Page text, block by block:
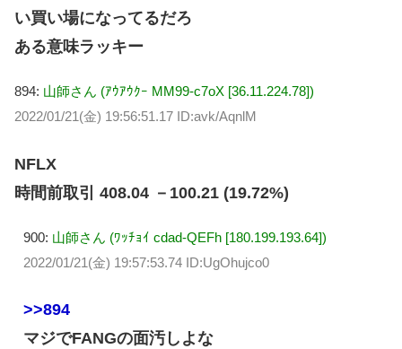
い買い場になってるだろ
ある意味ラッキー
894: 山師さん (ｱｳｱｳｸｰ MM99-c7oX [36.11.224.78])
2022/01/21(金) 19:56:51.17 ID:avk/AqnlM
NFLX
時間前取引 408.04 －100.21 (19.72%)
900: 山師さん (ﾜｯﾁｮｲ cdad-QEFh [180.199.193.64])
2022/01/21(金) 19:57:53.74 ID:UgOhujco0
>>894
マジでFANGの面汚しよな